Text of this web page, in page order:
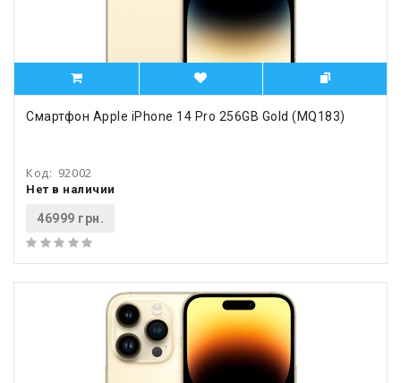
Смартфон Apple iPhone 14 Pro 256GB Gold (MQ183)
Код: 92002
Нет в наличии
46999 грн.